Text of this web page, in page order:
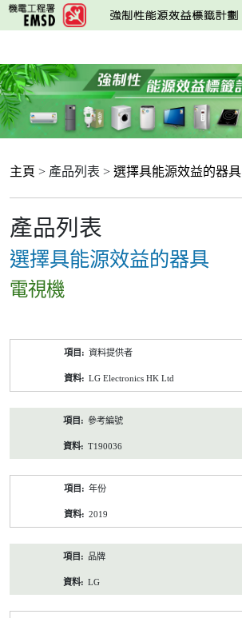
跳
至
要
內
容
主頁 > 產品列表 > 選擇具能源效益的器具
產品列表
選擇具能源效益的器具
電視機
資料提供者
LG Electronics HK Ltd
參考編號
T190036
年份
2019
品牌
LG